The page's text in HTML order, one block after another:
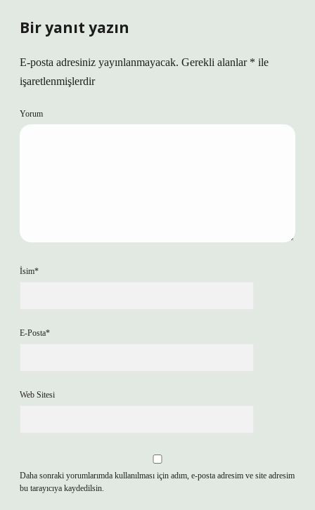
Bir yanıt yazın
E-posta adresiniz yayınlanmayacak. Gerekli alanlar * ile
işaretlenmişlerdir
Yorum
İsim*
E-Posta*
Web Sitesi
Daha sonraki yorumlarımda kullanılması için adım, e-posta adresim ve site adresim
bu tarayıcıya kaydedilsin.